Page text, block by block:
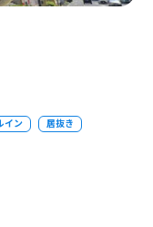
イン 居抜き